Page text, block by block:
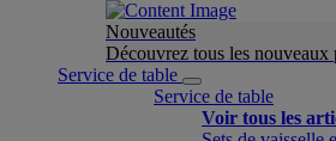
Nouveautés
Découvrez tous les nouveaux
Service de table
Service de table
Voir tous les